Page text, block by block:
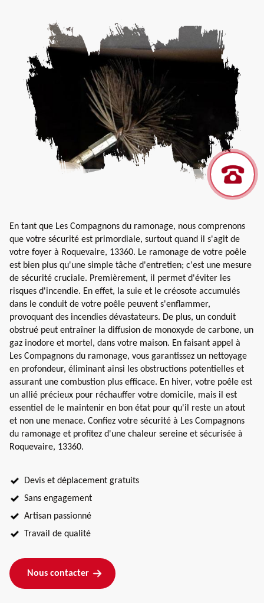
En tant que Les Compagnons du ramonage, nous comprenons
que votre sécurité est primordiale, surtout quand il s'agit de
votre foyer à Roquevaire, 13360. Le ramonage de votre poêle
est bien plus qu'une simple tâche d'entretien; c'est une mesure
de sécurité cruciale. Premièrement, il permet d'éviter les
risques d'incendie. En effet, la suie et le créosote accumulés
dans le conduit de votre poêle peuvent s'enflammer,
provoquant des incendies dévastateurs. De plus, un conduit
obstrué peut entraîner la diffusion de monoxyde de carbone, un
gaz inodore et mortel, dans votre maison. En faisant appel à
Les Compagnons du ramonage, vous garantissez un nettoyage
en profondeur, éliminant ainsi les obstructions potentielles et
assurant une combustion plus efficace. En hiver, votre poêle est
un allié précieux pour réchauffer votre domicile, mais il est
essentiel de le maintenir en bon état pour qu'il reste un atout
et non une menace. Confiez votre sécurité à Les Compagnons
du ramonage et profitez d'une chaleur sereine et sécurisée à
Roquevaire, 13360.
Devis et déplacement gratuits
Sans engagement
Artisan passionné
Travail de qualité
Nous contacter